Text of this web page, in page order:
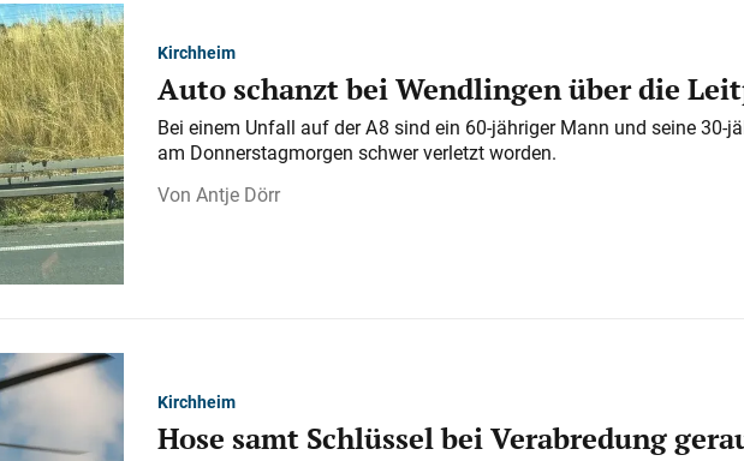
Kirchheim
Auto schanzt bei Wendlingen über die
Bei einem Unfall auf der A 8 sind ein 60-jähriger Mann und seine 30-
am Donnerstagmorgen schwer verletzt worden.
Antje Dörr
Kirchheim
Hose samt Schlüssel bei Verabredung